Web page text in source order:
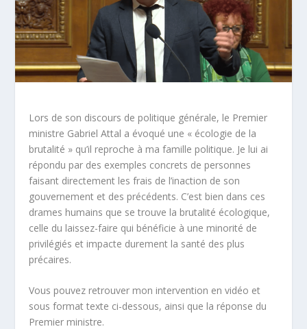
Lors de son discours de politique générale, le Premier
ministre Gabriel Attal a évoqué une « écologie de la
brutalité » qu’il reproche à ma famille politique. Je lui ai
répondu par des exemples concrets de personnes
faisant directement les frais de l’inaction de son
gouvernement et des précédents. C’est bien dans ces
drames humains que se trouve la brutalité écologique,
celle du laissez-faire qui bénéficie à une minorité de
privilégiés et impacte durement la santé des plus
précaires.
Vous pouvez retrouver mon intervention en vidéo et
sous format texte ci-dessous, ainsi que la réponse du
Premier ministre.